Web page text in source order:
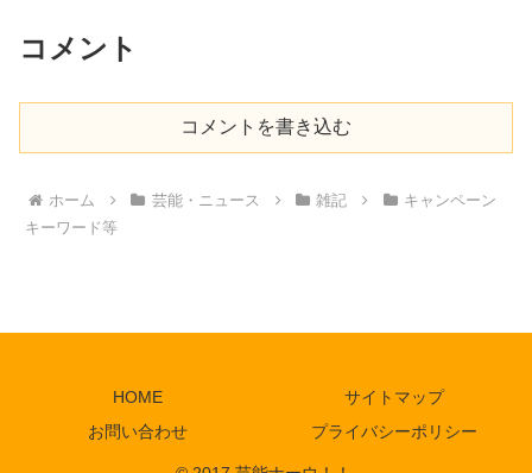
コメント
コメントを書き込む
ホーム 芸能・ニュース 雑記
キャンペーン
キーワード等
HOME
サイトマップ
お問い合わせ
プライバシーポリシー